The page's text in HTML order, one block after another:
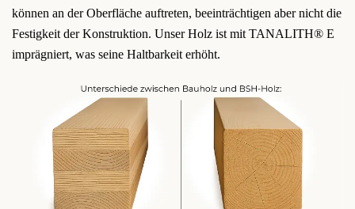
können an der Oberfläche auftreten, beeinträchtigen aber nicht die
Festigkeit der Konstruktion. Unser Holz ist mit TANALITH® E
imprägniert, was seine Haltbarkeit erhöht.